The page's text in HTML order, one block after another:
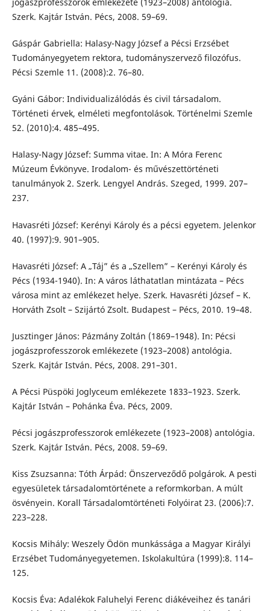
jogászprofesszorok emlékezete (1923–2008) antológia.
Szerk. Kajtár István. Pécs, 2008. 59–69.
Gáspár Gabriella: Halasy-Nagy József a Pécsi Erzsébet
Tudományegyetem rektora, tudományszervező filozófus.
Pécsi Szemle 11. (2008):2. 76–80.
Gyáni Gábor: Individualizálódás és civil társadalom.
Történeti érvek, elméleti megfontolások. Történelmi Szemle
52. (2010):4. 485–495.
Halasy-Nagy József: Summa vitae. In: A Móra Ferenc
Múzeum Évkönyve. Irodalom- és művészettörténeti
tanulmányok 2. Szerk. Lengyel András. Szeged, 1999. 207–
237.
Havasréti József: Kerényi Károly és a pécsi egyetem. Jelenkor
40. (1997):9. 901–905.
Havasréti József: A „Táj” és a „Szellem” – Kerényi Károly és
Pécs (1934-1940). In: A város láthatatlan mintázata – Pécs
városa mint az emlékezet helye. Szerk. Havasréti József – K.
Horváth Zsolt – Szijártó Zsolt. Budapest – Pécs, 2010. 19–48.
Jusztinger János: Pázmány Zoltán (1869–1948). In: Pécsi
jogászprofesszorok emlékezete (1923–2008) antológia.
Szerk. Kajtár István. Pécs, 2008. 291–301.
A Pécsi Püspöki Joglyceum emlékezete 1833–1923. Szerk.
Kajtár István – Pohánka Éva. Pécs, 2009.
Pécsi jogászprofesszorok emlékezete (1923–2008) antológia.
Szerk. Kajtár István. Pécs, 2008. 59–69.
Kiss Zsuzsanna: Tóth Árpád: Önszerveződő polgárok. A pesti
egyesületek társadalomtörténete a reformkorban. A múlt
ösvényein. Korall Társadalomtörténeti Folyóirat 23. (2006):7.
223–228.
Kocsis Mihály: Weszely Ödön munkássága a Magyar Királyi
Erzsébet Tudományegyetemen. Iskolakultúra (1999):8. 114–
125.
Kocsis Éva: Adalékok Faluhelyi Ferenc diákéveihez és tanári